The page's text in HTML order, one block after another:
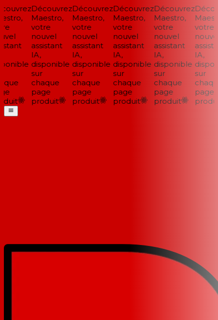
Découvrez
Maestro,
votre
nouvel
assistant
IA,
disponible
sur
chaque
page
produit
Découvrez
Maestro,
votre
nouvel
assistant
IA,
disponible
sur
chaque
page
produit
Découvrez
Maestro,
votre
nouvel
assistant
IA,
disponible
sur
chaque
page
produit
Découvrez
Maestro,
votre
nouvel
assistant
IA,
disponible
sur
chaque
page
produit
votre
nouvel
IA,
sur
page
produit